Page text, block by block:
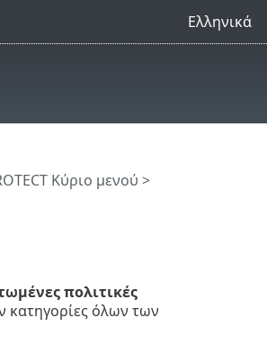
Ελληνικά
Κύριο μενού >
πολιτικές
κατηγορίες όλων των